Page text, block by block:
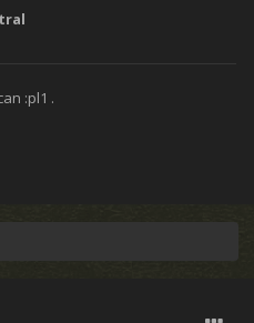
:pl1 .